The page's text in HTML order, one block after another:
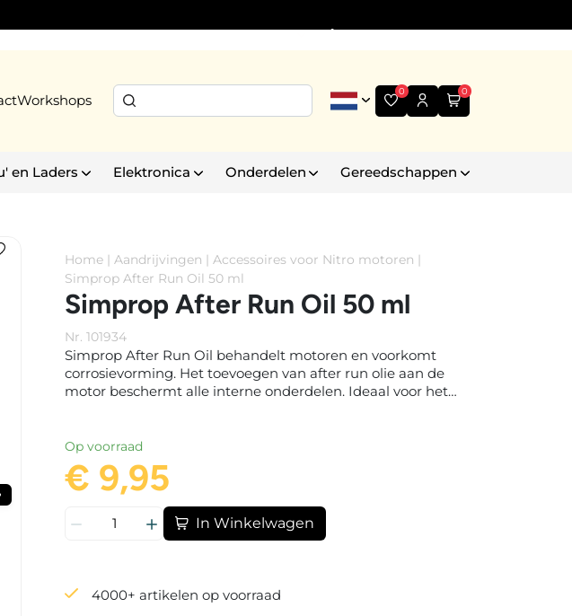
Informatie +31 (0)6 30 35 43 99
Workshops
0 0
en Laders Elektronica Onderdelen Gereedschappen
Home | Aandrijvingen | Accessoires voor Nitro motoren |
Simprop After Run Oil 50 ml
Simprop After Run Oil 50 ml
Nr. 101934
Simprop After Run Oil behandelt motoren en voorkomt
corrosievorming. Het toevoegen van after run olie aan de
motor beschermt alle interne onderdelen. Ideaal voor het
Op voorraad
€ 9,95
In Winkelwagen
4000+ artikelen op voorraad